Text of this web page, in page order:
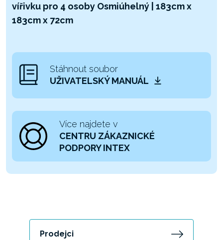
vířivku pro 4 osoby Osmiúhelný | 183cm x
183cm x 72cm
Stáhnout soubor
UŽIVATELSKÝ MANUÁL
Více najdete v
CENTRU ZÁKAZNICKÉ
PODPORY INTEX
Prodejci